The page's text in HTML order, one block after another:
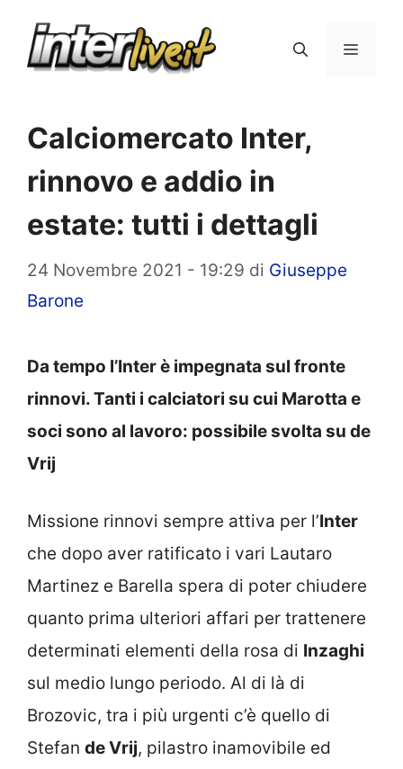
Menu
Calciomercato Inter,
rinnovo e addio in
estate: tutti i dettagli
24 Novembre 2021 - 19:29 di Giuseppe
Barone
Da tempo l’Inter è impegnata sul fronte
rinnovi. Tanti i calciatori su cui Marotta e
soci sono al lavoro: possibile svolta su de
Vrij
Missione rinnovi sempre attiva per l’Inter
che dopo aver ratificato i vari Lautaro
Martinez e Barella spera di poter chiudere
quanto prima ulteriori affari per trattenere
determinati elementi della rosa di Inzaghi
sul medio lungo periodo. Al di là di
Brozovic, tra i più urgenti c’è quello di
Stefan de Vrij, pilastro inamovibile ed